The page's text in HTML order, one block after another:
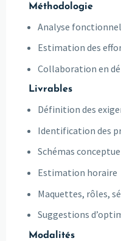
Méthodologie
Analyse
Estimation des
Collaboration en
Livrables
Définition des
Identification des
Schémas
Estimation horaire
Maquettes, rôles,
Suggestions
Modalités